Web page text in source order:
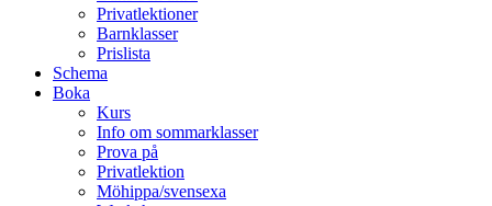
Privatlektioner
Barnklasser
Prislista
Schema
Boka
Kurs
Info om sommarklasser
Prova på
Privatlektion
Möhippa/svensexa